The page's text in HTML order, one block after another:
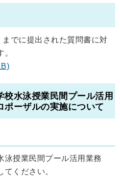
でに提出された質問書に対
校水泳授業民間プール活用
ポーザルの実施について
泳授業民間プール活用業務
ください。